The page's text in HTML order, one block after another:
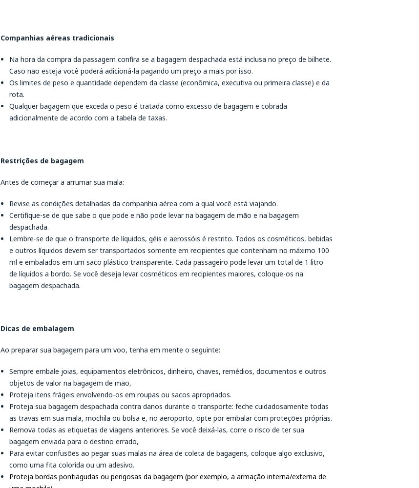
Companhias aéreas tradicionais
Na hora da compra da passagem confira se a bagagem despachada está inclusa no preço de bilhete.
Caso não esteja você poderá adicioná-la pagando um preço a mais por isso.
Os limites de peso e quantidade dependem da classe (econômica, executiva ou primeira classe) e da
rota.
Qualquer bagagem que exceda o peso é tratada como excesso de bagagem e cobrada
adicionalmente de acordo com a tabela de taxas.
Restrições de bagagem
Antes de começar a arrumar sua mala:
Revise as condições detalhadas da companhia aérea com a qual você está viajando.
Certifique-se de que sabe o que pode e não pode levar na bagagem de mão e na bagagem
despachada.
Lembre-se de que o transporte de líquidos, géis e aerossóis é restrito. Todos os cosméticos, bebidas
e outros líquidos devem ser transportados somente em recipientes que contenham no máximo 100
ml e embalados em um saco plástico transparente. Cada passageiro pode levar um total de 1 litro
de líquidos a bordo. Se você deseja levar cosméticos em recipientes maiores, coloque-os na
bagagem despachada.
Dicas de embalagem
Ao preparar sua bagagem para um voo, tenha em mente o seguinte:
Sempre embale joias, equipamentos eletrônicos, dinheiro, chaves, remédios, documentos e outros
objetos de valor na bagagem de mão,
Proteja itens frágeis envolvendo-os em roupas ou sacos apropriados.
Proteja sua bagagem despachada contra danos durante o transporte: feche cuidadosamente todas
as travas em sua mala, mochila ou bolsa e, no aeroporto, opte por embalar com proteções próprias.
Remova todas as etiquetas de viagens anteriores. Se você deixá-las, corre o risco de ter sua
bagagem enviada para o destino errado,
Para evitar confusões ao pegar suas malas na área de coleta de bagagens, coloque algo exclusivo,
como uma fita colorida ou um adesivo.
Proteja bordas pontiagudas ou perigosas da bagagem (por exemplo, a armação interna/externa de